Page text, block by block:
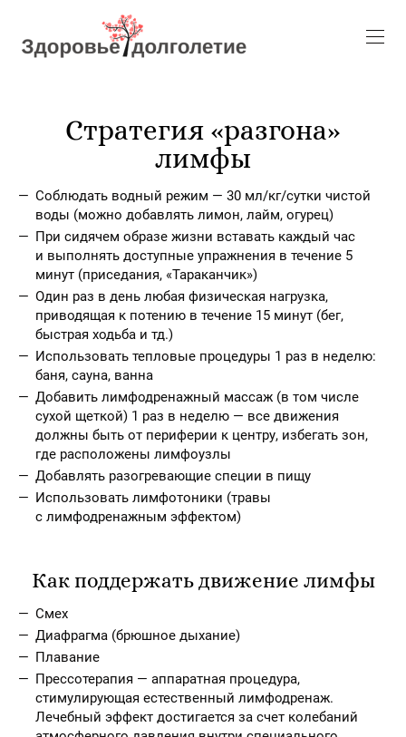
Стратегия «разгона»
лимфы
Соблюдать водный режим — 30 мл/кг/сутки чистой
воды (можно добавлять лимон, лайм, огурец)
При сидячем образе жизни вставать каждый час
и выполнять доступные упражнения в течение 5
минут (приседания, «Тараканчик»)
Один раз в день любая физическая нагрузка,
приводящая к потению в течение 15 минут (бег,
быстрая ходьба и тд.)
Использовать тепловые процедуры 1 раз в неделю:
баня, сауна, ванна
Добавить лимфодренажный массаж (в том числе
сухой щеткой) 1 раз в неделю — все движения
должны быть от периферии к центру, избегать зон,
где расположены лимфоузлы
Добавлять разогревающие специи в пищу
Использовать лимфотоники (травы
с лимфодренажным эффектом)
Как поддержать движение лимфы
Смех
Диафрагма (брюшное дыхание)
Плавание
Прессотерапия — аппаратная процедура,
стимулирующая естественный лимфодренаж.
Лечебный эффект достигается за счет колебаний